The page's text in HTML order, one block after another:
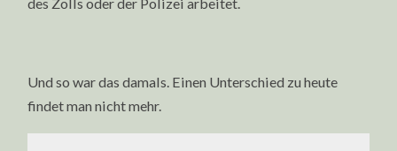
Und so war das damals. Einen Unterschied zu heute
findet man nicht mehr.